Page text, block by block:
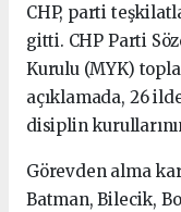
CHP, parti
gitti. CHP Parti
Kurulu (MYK)
açıklamada, 26
disiplin
Görevden alma
Batman, Bilecik,